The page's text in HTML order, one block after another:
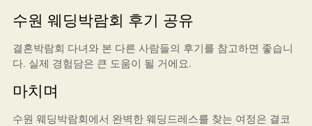
수원 웨딩박람회 후기 공유
결혼박람회 다녀와 본 다른 사람들의 후기를 참고하면 좋습니
다. 실제 경험담은 큰 도움이 될 거에요.
마치며
수원 웨딩박람회에서 완벽한 웨딩드레스를 찾는 여정은 결코